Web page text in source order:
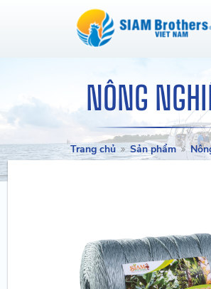
NÔNG
Trang chủ Sản phẩm